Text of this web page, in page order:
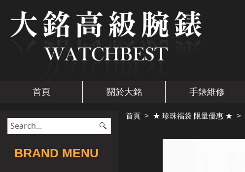
首頁 關於大銘 手錶維修
​BRAND MENU
首頁 > ★ 珍珠福袋 限量優惠 ★ >